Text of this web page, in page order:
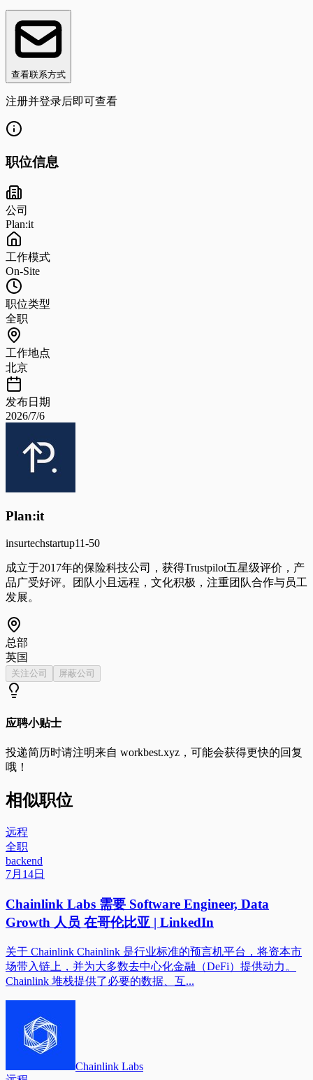
查看联系方式
注册并登录后即可查看
职位信息
公司
Plan:it
工作模式
On-Site
职位类型
全职
工作地点
北京
发布日期
2026/7/6
Plan:it
insurtechstartup11-50
成立于2017年的保险科技公司，获得Trustpilot五星级评价，产
品广受好评。团队小且远程，文化积极，注重团队合作与员工
发展。
总部
英国
关注公司 屏蔽公司
应聘小贴士
投递简历时请注明来自 workbest.xyz ，可能会获得更快的回复
哦！
相似职位
远程
全职
backend
7月14日
Chainlink Labs 需要 Software Engineer, Data
Growth 人员 在哥伦比亚 | LinkedIn
关于 Chainlink Chainlink 是行业标准的预言机平台，将资本市
场带入链上，并为大多数去中心化金融（DeFi）提供动力。
Chainlink 堆栈提供了必要的数据、互...
Chainlink Labs